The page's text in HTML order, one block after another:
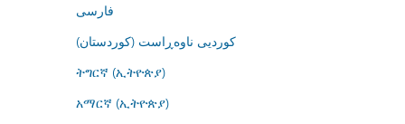
فارسى
کوردیی ناوەڕاست (کوردستان)
ትግርኛ (ኢትዮጵያ)
አማርኛ (ኢትዮጵያ)